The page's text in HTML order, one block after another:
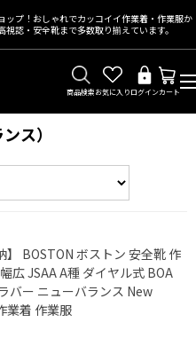
ップ！おしゃれでカッコイイ作業着・作業服か
視認・安全靴まで多数取り揃えています。
商品検索お気に入りログインカート
ス）
】 BOSTON ボストン 安全靴 作
広 JSAA A種 ダイヤル式 BOA
バー ニューバランス New
業着 作業服